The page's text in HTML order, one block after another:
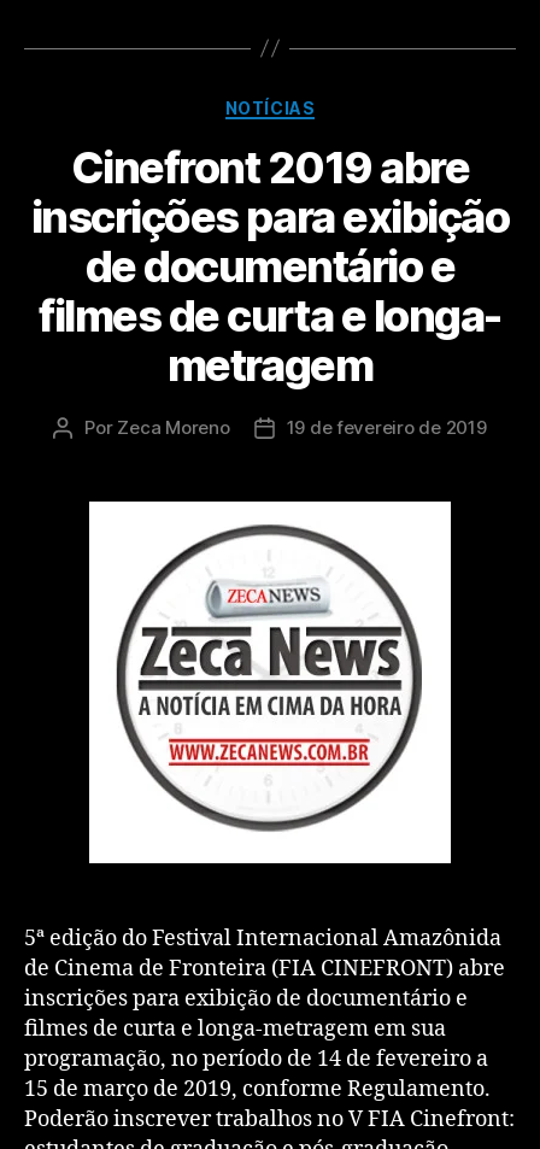
NOTÍCIAS
Cinefront 2019 abre
inscrições para exibição
de documentário e
filmes de curta e longa-
metragem
Por Zeca Moreno 19 de fevereiro de 2019
5ª edição do Festival Internacional Amazônida
de Cinema de Fronteira (FIA CINEFRONT) abre
inscrições para exibição de documentário e
filmes de curta e longa-metragem em sua
programação, no período de 14 de fevereiro a
15 de março de 2019, conforme Regulamento.
Poderão inscrever trabalhos no V FIA Cinefront: